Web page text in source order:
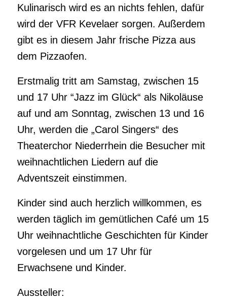
Kulinarisch wird es an nichts fehlen, dafür
wird der VFR Kevelaer sorgen. Außerdem
gibt es in diesem Jahr frische Pizza aus
dem Pizzaofen.
Erstmalig tritt am Samstag, zwischen 15
und 17 Uhr “Jazz im Glück“ als Nikoläuse
auf und am Sonntag, zwischen 13 und 16
Uhr, werden die „Carol Singers“ des
Theaterchor Niederrhein die Besucher mit
weihnachtlichen Liedern auf die
Adventszeit einstimmen.
Kinder sind auch herzlich willkommen, es
werden täglich im gemütlichen Café um 15
Uhr weihnachtliche Geschichten für Kinder
vorgelesen und um 17 Uhr für
Erwachsene und Kinder.
Aussteller: